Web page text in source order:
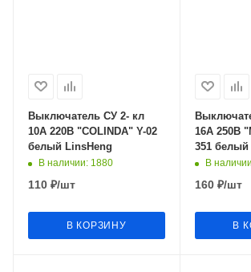
Выключатель СУ 2- кл
10А 220В "COLINDA" Y-02
белый LinsHeng
В наличии: 1880
110 ₽/шт
В КОРЗИНУ
16А 250В
351 белый
В наличии
160₽/шт
В